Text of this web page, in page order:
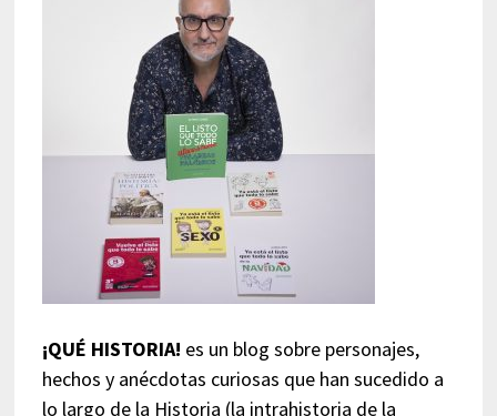
¡QUÉ HISTORIA! es un blog sobre personajes,
hechos y anécdotas curiosas que han sucedido a
lo largo de la Historia (la intrahistoria de la